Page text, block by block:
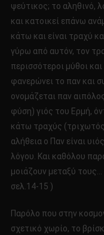
ψεύτικος; το αληθινό,
και κατοικεί επάνω
κάτω και είναι τραχύ
γύρω από αυτόν, τον
περισσότεροι μύθοι
φανερώνει το παν και
ονομάζεται παν
φύση) γιός του Ερμή,
κάτω τραχύς
αλήθεια ο Παν είναι
λόγου. Και καθόλου
μοιάζουν μεταξύ
σελ.14-15 )
Παρόλο που στην
σχετικό χωρίο, το